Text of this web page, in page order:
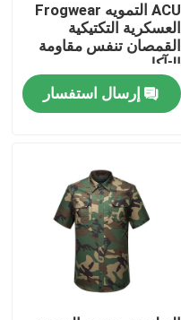
ACU التمويه Frogwear
العسكرية التكتيكية
القمصان تنفس مقاومة
التآكل
إرسال استفسار